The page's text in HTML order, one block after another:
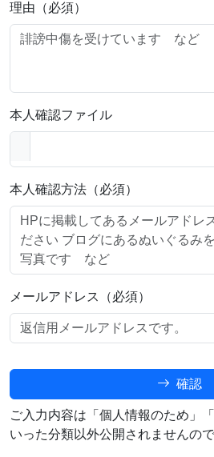
理由（必須）
本人確認ファイル
本人確認方法（必須）
メールアドレス（必須）
確認
ご入力内容は「個人情報のため」
いった分類以外公開されませんの